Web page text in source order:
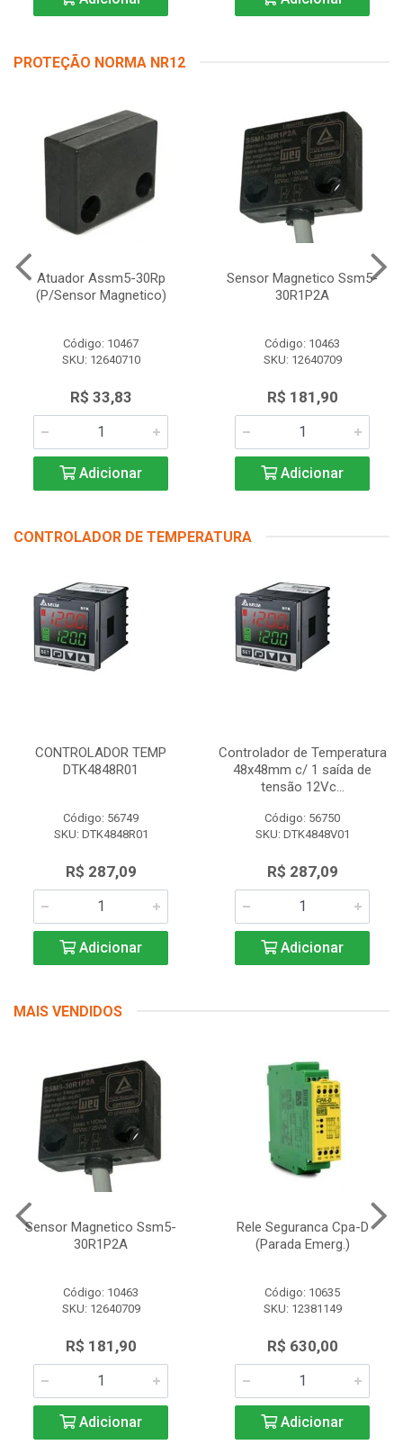
PROTEÇÃO NORMA NR12
Atuador Assm5-30Rp
(P/Sensor Magnetico)
Código: 10467
SKU: 12640710
R$ 33,83
Adicionar
Sensor Magnetico Ssm5-
30R1P2A
Código: 10463
SKU: 12640709
R$ 181,90
Adicionar
CONTROLADOR DE TEMPERATURA
CONTROLADOR TEMP
DTK4848R01
Código: 56749
SKU: DTK4848R01
R$ 287,09
Adicionar
Controlador de Temperatura
48x48mm c/ 1 saída de
tensão 12Vc...
Código: 56750
SKU: DTK4848V01
R$ 287,09
Adicionar
MAIS VENDIDOS
Sensor Magnetico Ssm5-
30R1P2A
Código: 10463
SKU: 12640709
R$ 181,90
Adicionar
Rele Seguranca Cpa-D
(Parada Emerg.)
Código: 10635
SKU: 12381149
R$ 630,00
Adicionar